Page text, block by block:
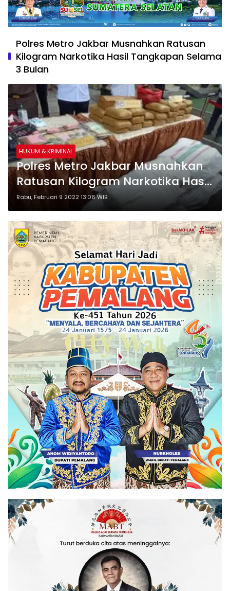
Polres Metro Jakbar Musnahkan Ratusan
Kilogram Narkotika Hasil Tangkapan Selama
3 Bulan
HUKUM & KRIMINAL
Polres Metro Jakbar Musnahkan
Ratusan Kilogram Narkotika Hasil
Tangkapan Selama 3 Bulan
Rabu, Februari 9 2022 13:06 WIB